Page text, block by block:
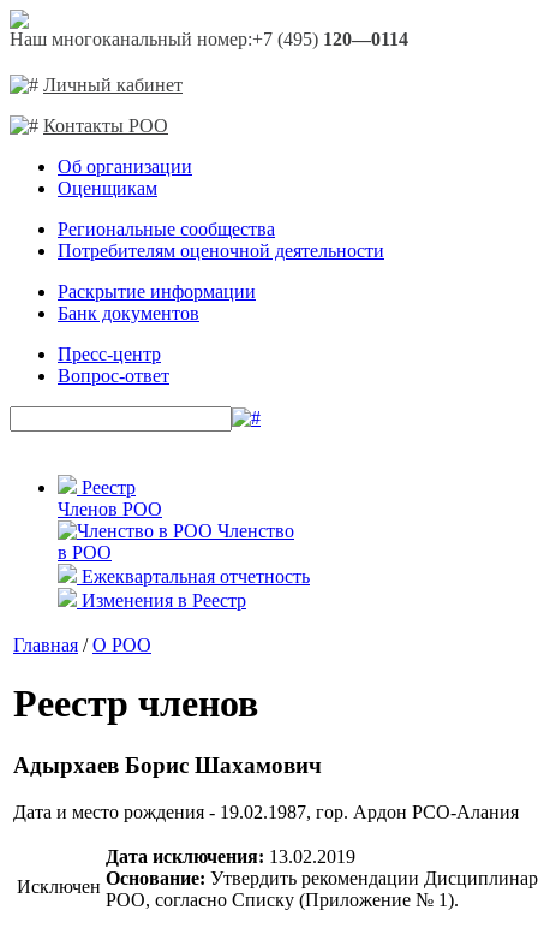
Наш многоканальный номер:+7 (495) 120—0114
Личный кабинет
Контакты РОО
Об организации
Оценщикам
Региональные сообщества
Потребителям оценочной деятельности
Раскрытие информации
Банк документов
Пресс-центр
Вопрос-ответ
Реестр
Членов РОО
Членство
в РОО
Ежеквартальная отчетность
Изменения в Реестр
Главная /О РОО
Реестр членов
Адырхаев Борис Шахамович
Дата и место рождения - 19.02.1987, гор. Ардон РСО-Алания
Исключен
Дата исключения: 13.02.2019
Основание: Утвердить рекомендации
РОО, согласно Списку (Приложение № 1).